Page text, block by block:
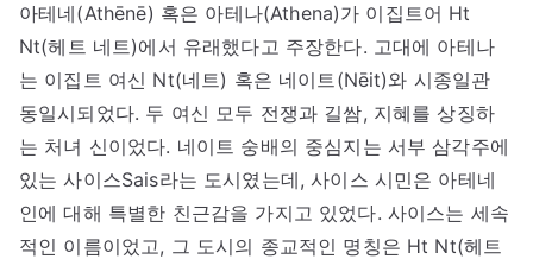
아테네(Athēnē) 혹은 아테나(Athena)가 이집트어 Ht
Nt(헤트 네트)에서 유래했다고 주장한다. 고대에 아테나
는 이집트 여신 Nt(네트) 혹은 네이트(Nēit)와 시종일관
동일시되었다. 두 여신 모두 전쟁과 길쌈, 지혜를 상징하
는 처녀 신이었다. 네이트 숭배의 중심지는 서부 삼각주에
있는 사이스Sais라는 도시였는데, 사이스 시민은 아테네
인에 대해 특별한 친근감을 가지고 있었다. 사이스는 세속
적인 이름이었고, 그 도시의 종교적인 명칭은 Ht Nt(헤트